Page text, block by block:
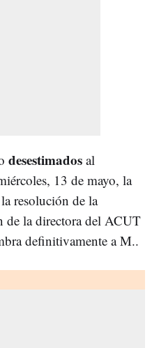
desestimados al
13 de mayo, la
resolución de la
de la directora del ACUT
definitivamente a M..